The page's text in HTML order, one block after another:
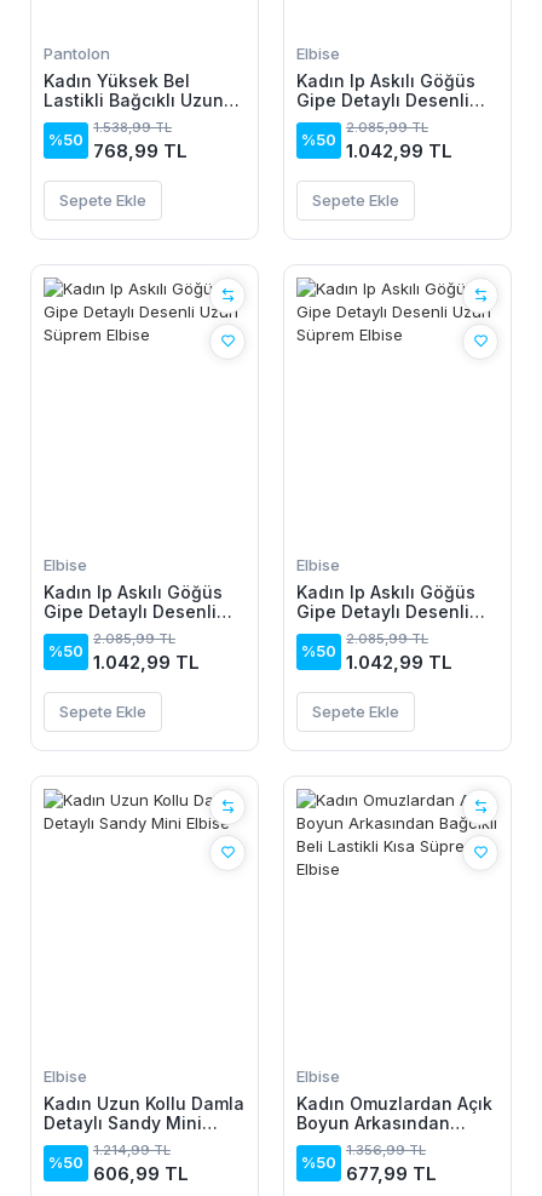
Pantolon
Kadın Yüksek Bel
Lastikli Bağcıklı Uzun
Geniş Kesim Detaylı
Krinkıl Pantolon
%50
1.538,99 TL
768,99 TL
Sepete Ekle
Elbise
Kadın Ip Askılı Göğüs
Gipe Detaylı Desenli
Uzun Süprem Elbise
%50
2.085,99 TL
1.042,99 TL
Sepete Ekle
Elbise
Kadın Ip Askılı Göğüs
Gipe Detaylı Desenli
Uzun Süprem Elbise
%50
2.085,99 TL
1.042,99 TL
Sepete Ekle
Elbise
Kadın Ip Askılı Göğüs
Gipe Detaylı Desenli
Uzun Süprem Elbise
%50
2.085,99 TL
1.042,99 TL
Sepete Ekle
Elbise
Kadın Uzun Kollu Damla
Detaylı Sandy Mini
Elbise
%50
1.214,99 TL
606,99 TL
Elbise
Kadın Omuzlardan Açık
Boyun Arkasından
Bağcıklı Beli Lastikli
Kısa Süprem Elbise
%50
1.356,99 TL
677,99 TL